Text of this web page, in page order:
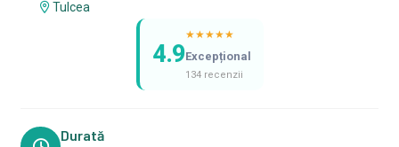
Tulcea
4.9
★★★★★
Excepțional
134 recenzii
Durată